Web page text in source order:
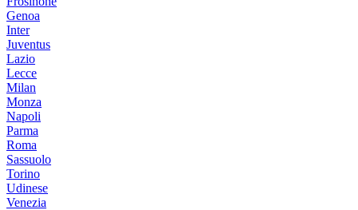
Genoa
Inter
Juventus
Lazio
Lecce
Milan
Monza
Napoli
Parma
Roma
Sassuolo
Torino
Udinese
Venezia